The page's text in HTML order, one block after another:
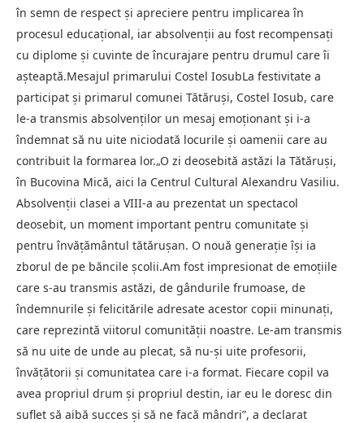
în semn de respect și apreciere pentru implicarea în
procesul educațional, iar absolvenții au fost recompensați
cu diplome și cuvinte de încurajare pentru drumul care îi
așteaptă.Mesajul primarului Costel IosubLa festivitate a
participat și primarul comunei Tătăruși, Costel Iosub, care
le-a transmis absolvenților un mesaj emoționant și i-a
îndemnat să nu uite niciodată locurile și oamenii care au
contribuit la formarea lor.„O zi deosebită astăzi la Tătăruși,
în Bucovina Mică, aici la Centrul Cultural Alexandru Vasiliu.
Absolvenții clasei a VIII-a au prezentat un spectacol
deosebit, un moment important pentru comunitate și
pentru învățământul tătărușan. O nouă generație își ia
zborul de pe băncile școlii.Am fost impresionat de emoțiile
care s-au transmis astăzi, de gândurile frumoase, de
îndemnurile și felicitările adresate acestor copii minunați,
care reprezintă viitorul comunității noastre. Le-am transmis
să nu uite de unde au plecat, să nu-și uite profesorii,
învățătorii și comunitatea care i-a format. Fiecare copil va
avea propriul drum și propriul destin, iar eu le doresc din
suflet să aibă succes și să ne facă mândri”, a declarat